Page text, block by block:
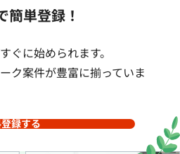
簡単登録！
ぐに始められます。
ク案件が豊富に揃っていま
録する